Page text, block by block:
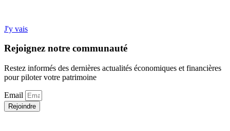
J'y vais
Rejoignez notre communauté
Restez informés des dernières actualités économiques et financières
pour piloter votre patrimoine
Email
Rejoindre